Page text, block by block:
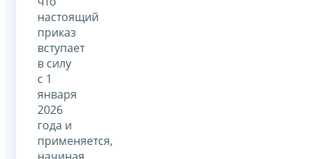
настоящий
приказ
вступает
в силу
с 1
января
2026
года и
применяется,
начиная